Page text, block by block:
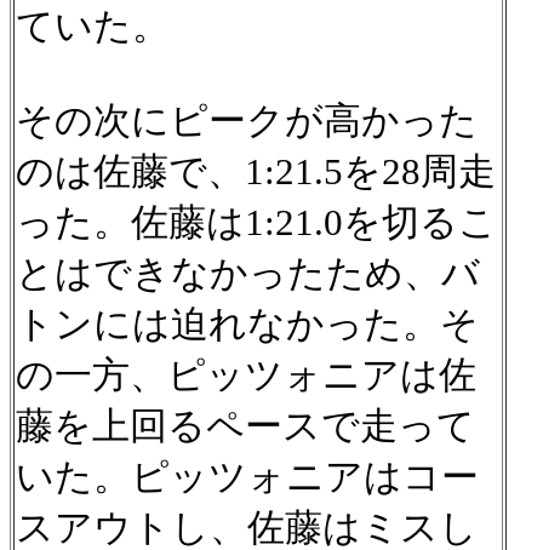
ていた。
その次にピークが高かった
のは佐藤で、1:21.5を28周走
った。佐藤は1:21.0を切るこ
とはできなかったため、バ
トンには迫れなかった。そ
の一方、ピッツォニアは佐
藤を上回るペースで走って
いた。ピッツォニアはコー
スアウトし、佐藤はミスし